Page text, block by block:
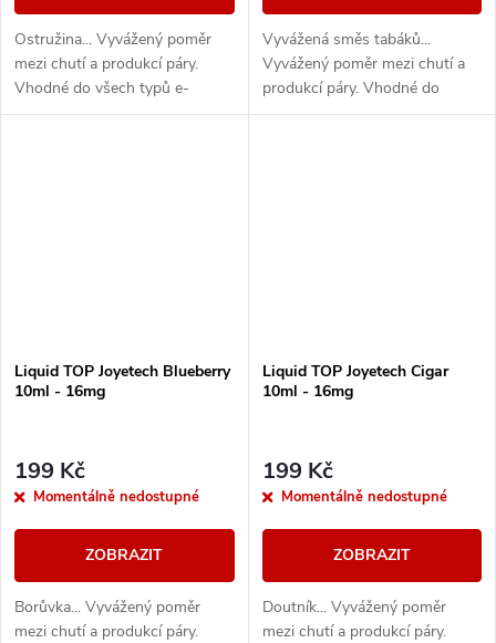
Ostružina... Vyvážený poměr
mezi chutí a produkcí páry.
Vhodné do všech typů e-
cigaret
Vyvážená směs tabáků...
Vyvážený poměr mezi chutí a
produkcí páry. Vhodné do
všech typů e-cigaret
Liquid TOP Joyetech Blueberry
10ml - 16mg
199 Kč
Momentálně nedostupné
ZOBRAZIT
Borůvka... Vyvážený poměr
mezi chutí a produkcí páry.
Liquid TOP Joyetech Cigar
10ml - 16mg
199 Kč
Momentálně nedostupné
ZOBRAZIT
Doutník... Vyvážený poměr
mezi chutí a produkcí páry.